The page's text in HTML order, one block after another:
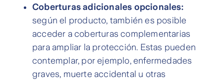
Coberturas adicionales opcionales:
según el producto, también es posible
acceder a coberturas complementarias
para ampliar la protección. Estas pueden
contemplar, por ejemplo, enfermedades
graves, muerte accidental u otras